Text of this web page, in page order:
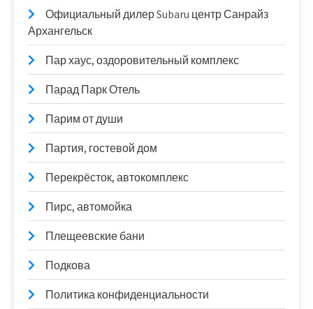
Официальный дилер Subaru центр Санрайз
Архангельск
Пар хаус, оздоровительный комплекс
Парад Парк Отель
Парим от души
Партия, гостевой дом
Перекрёсток, автокомплекс
Пирс, автомойка
Плещеевские бани
Подкова
Политика конфиденциальности